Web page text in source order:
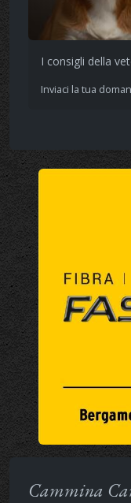
I consigli della
Inviaci la tua
Cammina